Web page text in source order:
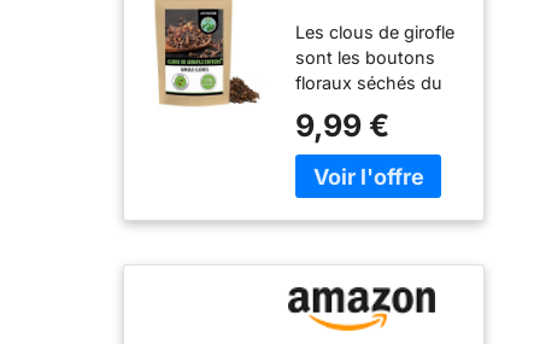
Girofle Entiers
Séchés, Épice
de Cuisine
Les clous de girofle
sont les boutons
floraux séchés du
originaire d'Asie du
Sud-Est. Ils ont une
saveur forte et
sucrées et
légèrement amères,
souvent utilisées
dans les plats
9,99 €